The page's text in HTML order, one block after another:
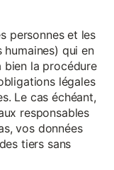
personnes et les
humaines) qui en
bien la procédure
légales
Le cas échéant,
responsables
vos données
tiers sans